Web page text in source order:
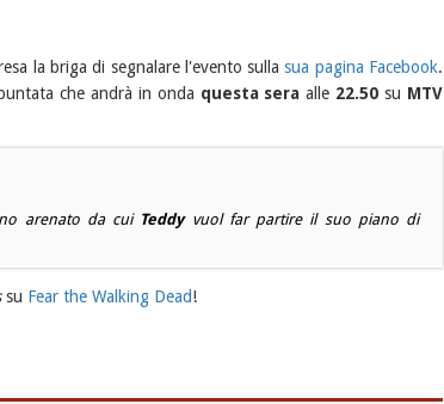
la briga di segnalare l'evento sullasua pagina Facebook.
che andrà in onda questa sera alle 22.50 su MTV
arenato da cui Teddyvuol far partire il suo piano di
su Fear the Walking Dead!